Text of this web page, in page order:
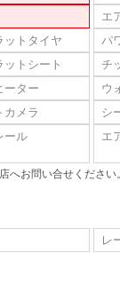
エ
ットタイヤ パ
ットシート チ
ーター ウ
カメラ シ
ール エ
お問い合せください。
レ